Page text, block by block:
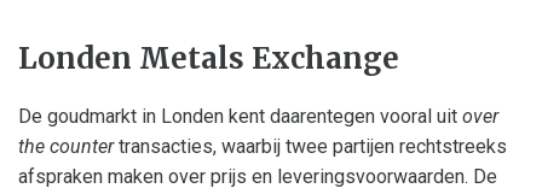
Londen Metals Exchange
De goudmarkt in Londen kent daarentegen vooral uit over
the countertransacties, waarbij twee partijen rechtstreeks
afspraken maken over prijs en leveringsvoorwaarden. De